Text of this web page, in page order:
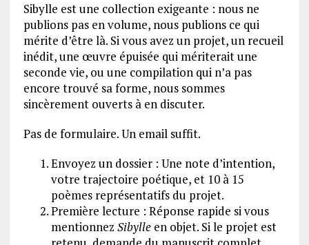
Sibylle est une collection exigeante : nous ne
publions pas en volume, nous publions ce qui
mérite d’être là. Si vous avez un projet, un recueil
inédit, une œuvre épuisée qui mériterait une
seconde vie, ou une compilation qui n’a pas
encore trouvé sa forme, nous sommes
sincèrement ouverts à en discuter.
Pas de formulaire. Un email suffit.
Envoyez un dossier : Une note d’intention,
votre trajectoire poétique, et 10 à 15
poèmes représentatifs du projet.
Première lecture : Réponse rapide si vous
mentionnez Sibylleen objet. Si le projet est